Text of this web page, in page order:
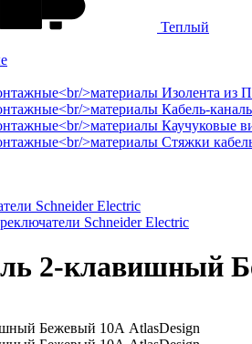
Теплый
Изолента из
Кабель-
Каучуковые
Стяжки
Schneider Electric
Schneider Electric
2-клавишный